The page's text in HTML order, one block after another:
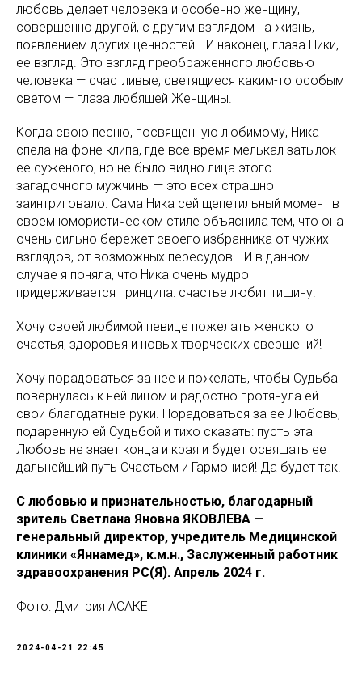
любовь делает человека и особенно женщину,
совершенно другой, с другим взглядом на жизнь,
появлением других ценностей… И наконец, глаза Ники,
ее взгляд. Это взгляд преображенного любовью
человека — счастливые, светящиеся каким-то особым
светом — глаза любящей Женщины.
Когда свою песню, посвященную любимому, Ника
спела на фоне клипа, где все время мелькал затылок
ее суженого, но не было видно лица этого
загадочного мужчины — это всех страшно
заинтриговало. Сама Ника сей щепетильный момент в
своем юмористическом стиле объяснила тем, что она
очень сильно бережет своего избранника от чужих
взглядов, от возможных пересудов… И в данном
случае я поняла, что Ника очень мудро
придерживается принципа: счастье любит тишину.
Хочу своей любимой певице пожелать женского
счастья, здоровья и новых творческих свершений!
Хочу порадоваться за нее и пожелать, чтобы Судьба
повернулась к ней лицом и радостно протянула ей
свои благодатные руки. Порадоваться за ее Любовь,
подаренную ей Судьбой и тихо сказать: пусть эта
Любовь не знает конца и края и будет освящать ее
дальнейший путь Счастьем и Гармонией! Да будет так!
С любовью и признательностью, благодарный
зритель Светлана Яновна ЯКОВЛЕВА —
генеральный директор, учредитель Медицинской
клиники «Яннамед», к.м.н., Заслуженный работник
здравоохранения РС(Я). Апрель 2024 г.
Фото: Дмитрия АСАКЕ
2024-04-21 22:45